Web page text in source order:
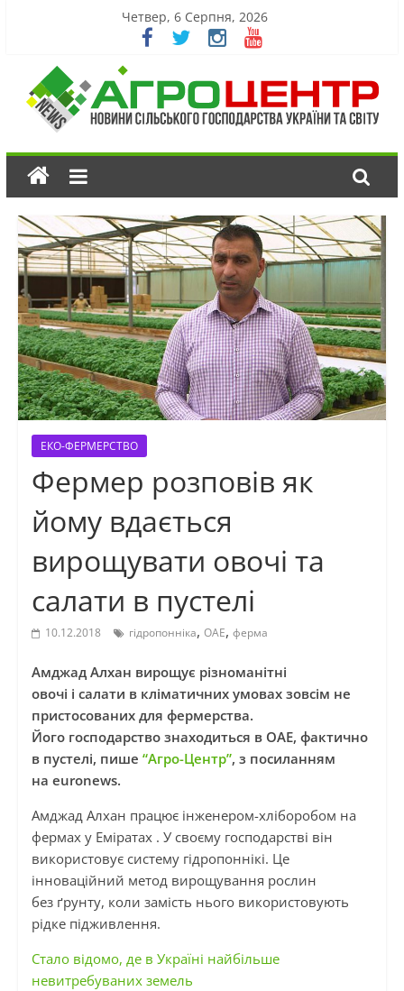
Четвер, 6 Серпня, 2026
ЕКО-ФЕРМЕРСТВО
Фермер розповів як
йому вдається
вирощувати овочі та
салати в пустелі
10.12.2018 гідропонніка, ОАЕ, ферма
Амджад Алхан вирощує різноманітні
овочі і салати в кліматичних умовах зовсім не
пристосованих для фермерства.
Його господарство знаходиться в ОАЕ, фактично
в пустелі, пише “Агро-Центр”, з посиланням
на euronews.
Амджад Алхан працює інженером-хліборобом на
фермах уЕміратах. У своєму господарстві він
використовує систему гідропоннікі. Це
інноваційний метод вирощування рослин
без ґрунту, коли замість нього використовують
рідке підживлення.
Стало відомо, де в Україні найбільше
невитребуваних земель